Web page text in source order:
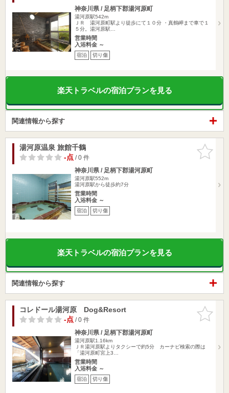
神奈川県 / 足柄下郡湯河原町
湯河原駅542m
ＪＲ 湯河原町駅より徒歩にて１０分 ・真鶴岬まで車で１
５分。湯河原駅…
営業時間
入浴料金 ～
宿泊 切り傷
楽天トラベルの宿泊プランを見る
関連情報から探す
お気に入
りに追加
湯河原温泉 旅館千鶴
-点/ 0 件
神奈川県 / 足柄下郡湯河原町
湯河原駅552m
湯河原駅から徒歩約7分
営業時間
入浴料金 ～
宿泊 切り傷
楽天トラベルの宿泊プランを見る
関連情報から探す
お気に入
りに追加
コレドール湯河原 Dog&Resort
-点/ 0 件
神奈川県 / 足柄下郡湯河原町
湯河原駅1.16km
ＪＲ湯河原駅よりタクシーで約5分 カーナビ検索の際は
「湯河原町宮上3…
営業時間
入浴料金 ～
宿泊 切り傷